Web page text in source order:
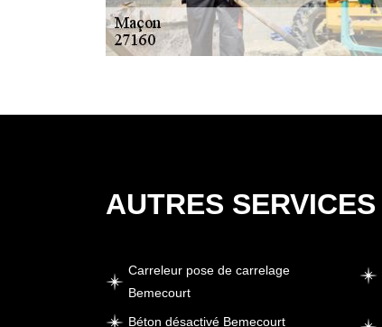
AUTRES SERVICES
Carreleur pose de carrelage
Bemecourt
Béton désactivé Bemecourt